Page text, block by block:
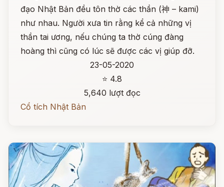
đạo Nhật Bản đều tôn thờ các thần (神 – kami)
như nhau. Người xưa tin rằng kể cả những vị
thần tai ương, nếu chúng ta thờ cúng đàng
hoàng thì cũng có lúc sẽ được các vị giúp đỡ.
23-05-2020
⭐ 4.8
5,640 lượt đọc
Cổ tích Nhật Bản